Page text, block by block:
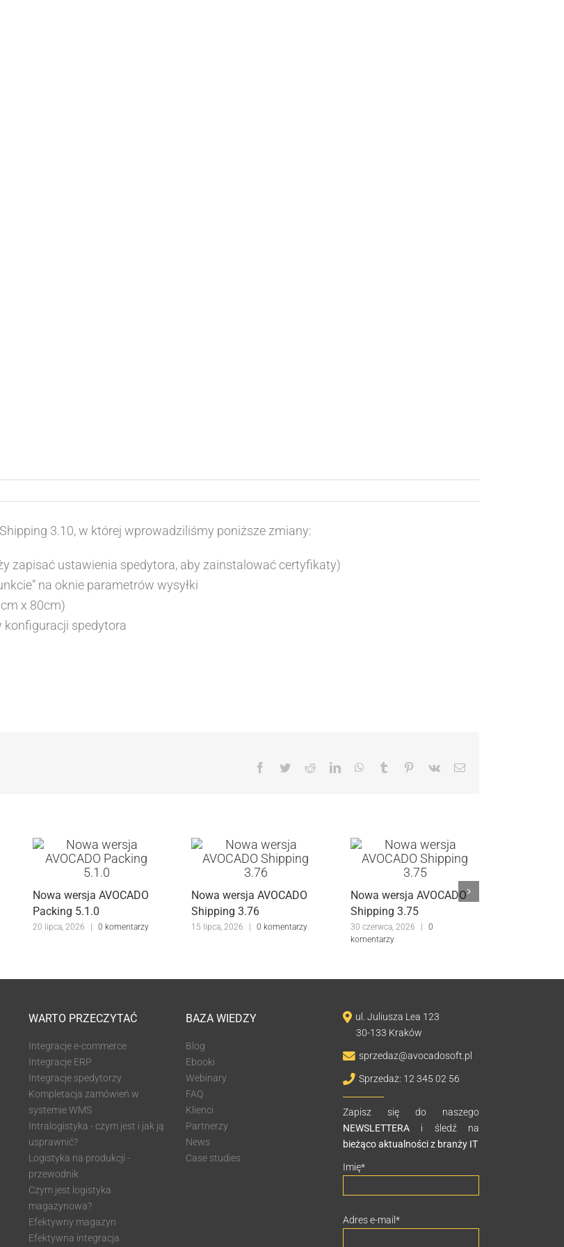
3.10, w której wprowadziliśmy poniższe zmiany:
zapisać ustawienia spedytora, aby zainstalować certyfikaty)
na oknie parametrów wysyłki
x 80cm)
spedytora
Facebook
TwitterRedditLinkedInWhatsApp
Tumblr Pinterest
Vk Email
Nowa wersja AVOCADO
Packing 5.1.0
20 lipca, 2026 | 0 komentarzy
Nowa wersja AVOCADO
Shipping 3.76
15 lipca, 2026 | 0 komentarzy
Nowa wersja AVOCADO
Shipping 3.75
30 czerwca, 2026 |
0
komentarzy
WARTO PRZECZYTAĆ
Integracje e-commerce
Integracje ERP
Integracje spedytorzy
Kompletacja zamówień w
systemie WMS
Intralogistyka - czym jest i jak ją
usprawnić?
Logistyka na produkcji -
przewodnik
Czym jest logistyka
magazynowa?
Efektywny magazyn
Efektywna integracja
BAZA WIEDZY
Blog
Ebooki
Webinary
FAQ
Klienci
Partnerzy
News
Case studies
ul. Juliusza Lea 123
30-133 Kraków
sprzedaz@avocadosoft.pl
Sprzedaż: 12 345 02 56
Zapisz się do naszego
NEWSLETTERA i śledź na
bieżąco aktualności z branży IT
Imię*
Adres e-mail *